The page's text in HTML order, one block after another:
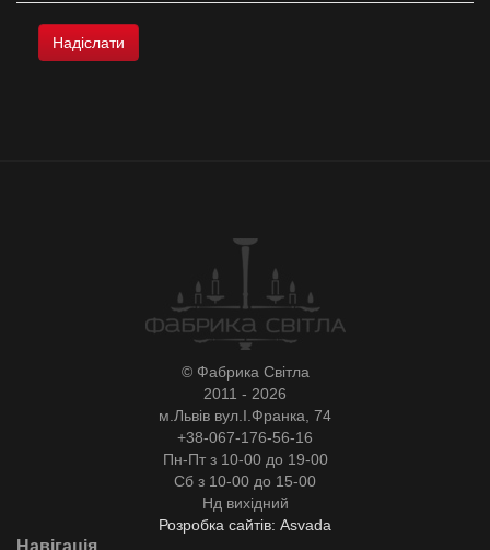
© Фабрика Світла
2011 - 2026
м.Львів вул.І.Франка, 74
+38-067-176-56-16
Пн-Пт з 10-00 до 19-00
Сб з 10-00 до 15-00
Нд вихідний
Розробка сайтів: Asvada
Навігація